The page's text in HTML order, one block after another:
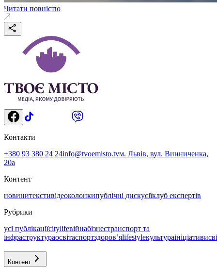
Читати повністю
Контакти
+380 93 380 24 24info@tvoemisto.tvм. Львів, вул. Винниченка,
20а
Контент
новинитекстивідеоколонкипублічні дискусіїклуб експертів
Рубрики
усі публікаціїcitylifeвійнабізнестранспорт та
інфраструктураосвітаспортздоровʼяlifestyleкультураініціативи
Контент